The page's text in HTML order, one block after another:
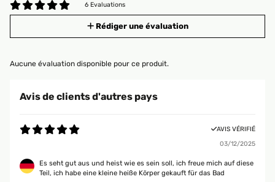
6 Evaluations
Rédiger une évaluation
Aucune évaluation disponible pour ce produit.
Avis de clients d'autres pays
AVIS VÉRIFIÉ
03/12/2025
Es seht gut aus und heist wie es sein soll, ich freue mich auf diese
Teil, ich habe eine kleine heiße Körper gekauft für das Bad